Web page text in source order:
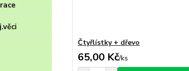
Čtyřlístky + dřevo
65,00 Kč/ks